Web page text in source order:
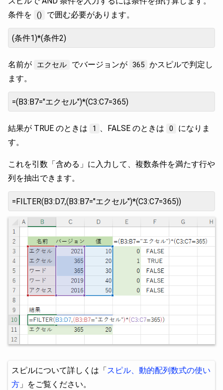
条件を
() で囲む必要があります。
(条件1)*(条件2)
名前が エクセル でバージョンが 365 かスピルで判定し
ます。
=(B3:B7="エクセル")*(C3:C7=365)
結果が TRUE のときは 1 、FALSE のときは 0
になりま
す。
これを引数「含める」に入力して、複数条件を満たす行や
列を抽出できます。
=FILTER(B3:D7,(B3:B7="エクセル")*(C3:C7=365))
スピルについて詳しくは「スピル、動的配列数式の使い
方 」をご覧ください。